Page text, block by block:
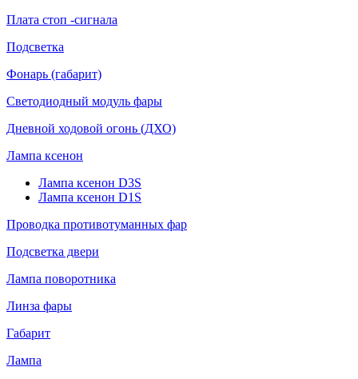
Плата стоп -сигнала
Подсветка
Фонарь (габарит)
Светодиодный модуль фары
Дневной ходовой огонь (ДХО)
Лампа ксенон
Лампа ксенон D3S
Лампа ксенон D1S
Проводка противотуманных фар
Подсветка двери
Лампа поворотника
Линза фары
Габарит
Лампа